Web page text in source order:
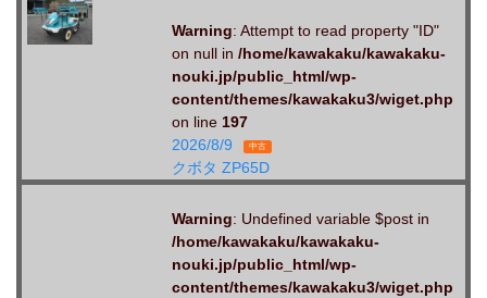
Warning: Attempt to read property "ID"
on null in /home/kawakaku/kawakaku-
nouki.jp/public_html/wp-
content/themes/kawakaku3/wiget.php
on line 197
2026/8/9
中古
クボタ ZP65D
Warning: Undefined variable $post in
/home/kawakaku/kawakaku-
nouki.jp/public_html/wp-
content/themes/kawakaku3/wiget.php